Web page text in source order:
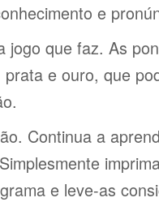
e
jogo que faz. As
e ouro, que
Continua a
e leve-as